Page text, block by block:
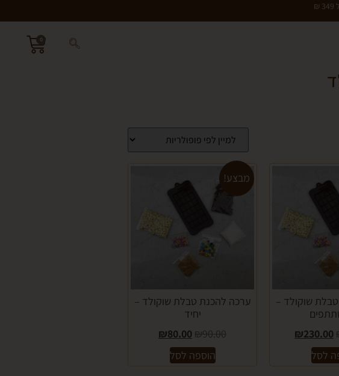
0
שוקולד –
₪230.00
לסל
מבצע!
ערכה להכנת טבלת שוקולד –
יחיד
₪90.00
₪80.00
הוספה לסל